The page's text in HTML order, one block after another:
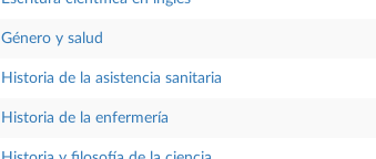
Género y salud
Historia de la asistencia sanitaria
Historia de la enfermería